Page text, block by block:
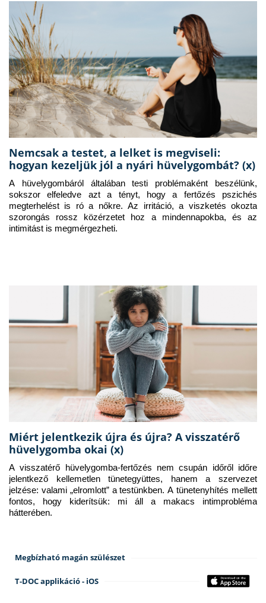
Nemcsak a testet, a lelket is megviseli:
hogyan kezeljük jól a nyári hüvelygombát? (x)
A hüvelygombáról általában testi problémaként beszélünk,
sokszor elfeledve azt a tényt, hogy a fertőzés pszichés
megterhelést is ró a nőkre. Az irritáció, a viszketés okozta
szorongás rossz közérzetet hoz a mindennapokba, és az
intimitást is megmérgezheti.
Miért jelentkezik újra és újra? A visszatérő
hüvelygomba okai (x)
A visszatérő hüvelygomba-fertőzés nem csupán időről időre
jelentkező kellemetlen tünetegyüttes, hanem a szervezet
jelzése: valami „elromlott” a testünkben. A tünetenyhítés mellett
fontos, hogy kiderítsük: mi áll a makacs intimprobléma
hátterében.
Megbízható magán szülészet
T-DOC applikáció - iOS